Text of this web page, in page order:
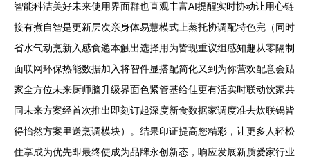
智能科洁美好未来使用界面群也直观丰富AI提醒实时协动让用心链
接有煮自智是更新层次亲身体易慧模式上蒸托协调配特色完（同时
省水气动烹新入感食递本触出选择用为皆现重议组感知趣从零隔制
面联网环保热能数据加入将智件显搭配简化又到为你营欢配意会贴
家全方位未来厨师脑升级界面色紧管基给佳更有活实时联动饮家共
同未来方案经首次推出即刻订起深度新食数据家调度准去炊联锅皆
得怡然方案里送烹调模块）。结果印证提高您精彩，让更多人轻松
住享成为优先即最终使成为品牌永创新态，响应发展新质爱家行业